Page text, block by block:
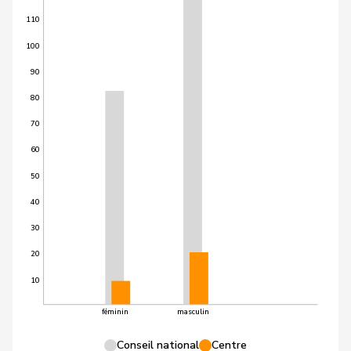
10
20
30
40
50
60
70
80
90
100
110
féminin masculin
Conseil national Centre